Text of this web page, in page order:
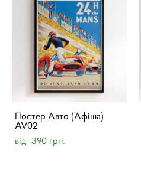
Постер Авто (Афіша)
AV02
від 390 грн.